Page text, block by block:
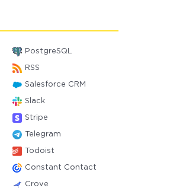
PostgreSQL
RSS
Salesforce CRM
Slack
Stripe
Telegram
Todoist
Constant Contact
Crove